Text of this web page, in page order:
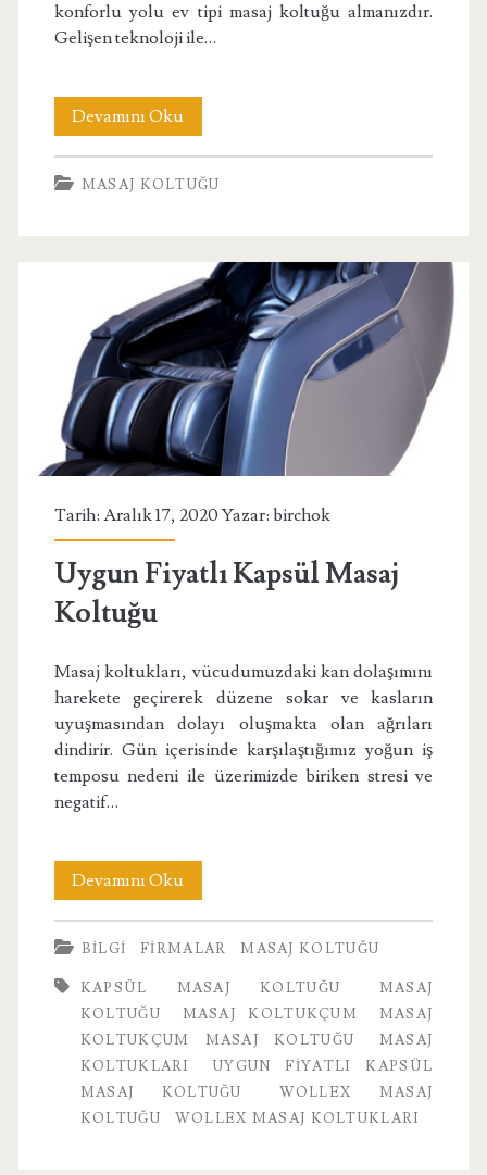
konforlu yolu ev tipi masaj koltuğu almanızdır.
Gelişen teknoloji ile…
Devamını OkuEV
TİPİ
MASAJ
MASAJ KOLTUĞU
Tarih: Aralık 17, 2020 Yazar: birchok
Uygun Fiyatlı Kapsül Masaj
Koltuğu
Masaj koltukları, vücudumuzdaki kan dolaşımını
harekete geçirerek düzene sokar ve kasların
uyuşmasından dolayı oluşmakta olan ağrıları
dindirir. Gün içerisinde karşılaştığımız yoğun iş
temposu nedeni ile üzerimizde biriken stresi ve
negatif…
Devamını OkuUygun
Fiyatlı
Kapsül
Masaj
Koltuğu
BILGI FIRMALAR MASAJ KOLTUĞU
KAPSÜL MASAJ KOLTUĞU
MASAJ
KOLTUĞU
MASAJ KOLTUKÇUM
MASAJ
KOLTUKÇUM MASAJ KOLTUĞU
MASAJ
KOLTUKLARI
UYGUN FIYATLI KAPSÜL
MASAJ KOLTUĞU
WOLLEX MASAJ
KOLTUĞU
WOLLEX MASAJ KOLTUKLARI